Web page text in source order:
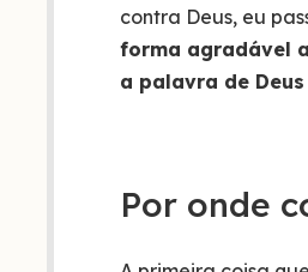
contra Deus, eu
forma agradável
a palavra de
Por onde